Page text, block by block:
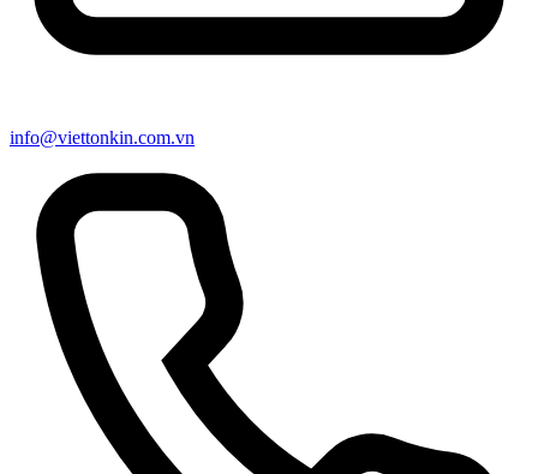
info@viettonkin.com.vn